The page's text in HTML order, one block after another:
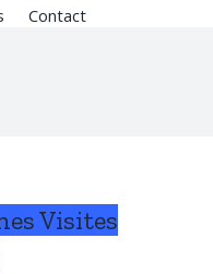
Contact
Visites